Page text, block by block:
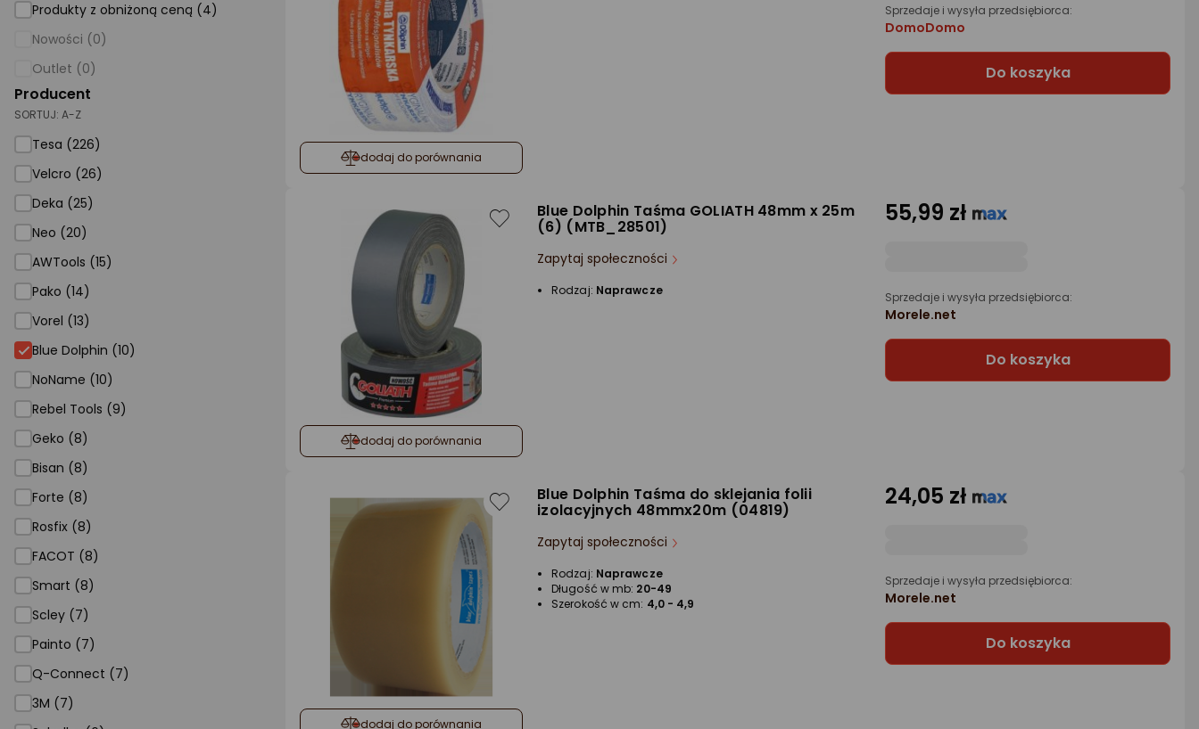
Sport i turystyka
Zabawki i dziecko
Supermarket
Strefa marek
Produkty z obniżoną ceną (4)
Nowości (0)
Outlet (0)
Producent
SORTUJ: A-Z
Tesa (226)
Velcro (26)
Deka (25)
Neo (20)
AWTools (15)
Pako (14)
Vorel (13)
Blue Dolphin (10)
NoName (10)
Rebel Tools (9)
Geko (8)
Bisan (8)
Forte (8)
Rosfix (8)
FACOT (8)
Smart (8)
Scley (7)
Painto (7)
Q-Connect (7)
3M (7)
dodaj do porównania
Sprzedaje i wysyła przedsiębiorca:
DomoDomo
Do koszyka
dodaj do porównania
Blue Dolphin Taśma GOLIATH 48mm x 25m
(6) (MTB_28501)
Zapytaj społeczności
Rodzaj: Naprawcze
55,99 zł
Sprzedaje i wysyła przedsiębiorca:
Morele.net
Do koszyka
dodaj do porównania
Blue Dolphin Taśma do sklejania folii
izolacyjnych 48mmx20m (04819)
Zapytaj społeczności
Rodzaj: Naprawcze
Długość w mb: 20-49
Szerokość w cm: 4,0 - 4,9
24,05 zł
Sprzedaje i wysyła przedsiębiorca:
Morele.net
Do koszyka